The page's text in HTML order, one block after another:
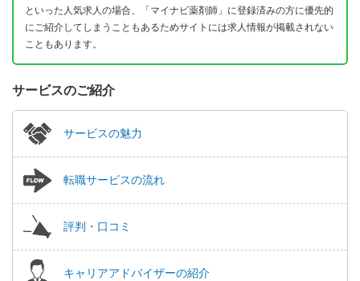
といった人気求人の場合、「マイナビ薬剤師」に登録済みの方に優先的
にご紹介してしまうこともあるためサイトには求人情報が掲載されない
こともあります。
サービスのご紹介
サービスの魅力
転職サービスの流れ
評判・口コミ
キャリアアドバイザーの紹介